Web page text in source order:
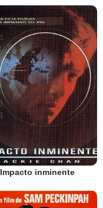
Impacto inminente